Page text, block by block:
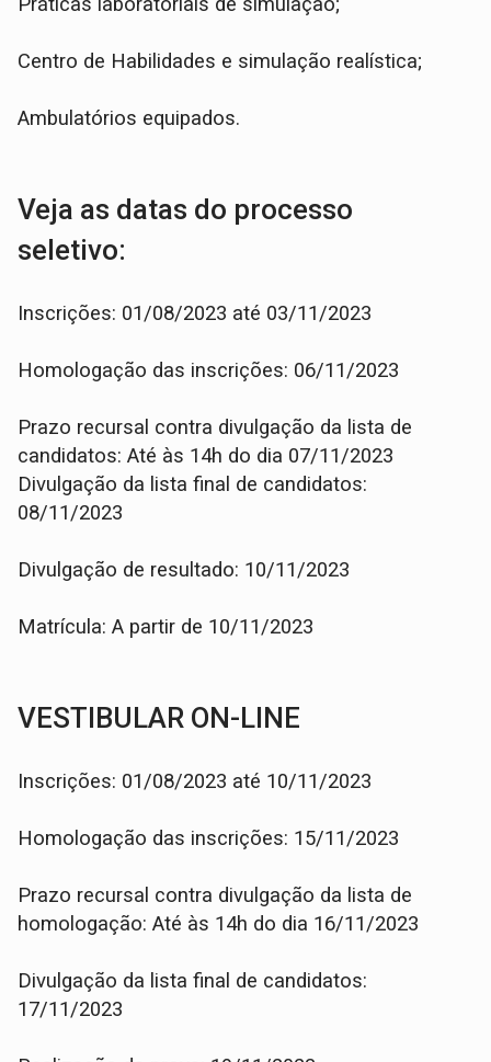
Centro de Habilidades e simulação realística;
Ambulatórios equipados.
Veja as datas do processo
seletivo:
Inscrições: 01/08/2023 até 03/11/2023
Homologação das inscrições: 06/11/2023
Prazo recursal contra divulgação da lista de
candidatos: Até às 14h do dia 07/11/2023
Divulgação da lista final de candidatos:
08/11/2023
Divulgação de resultado: 10/11/2023
Matrícula: A partir de 10/11/2023
VESTIBULAR ON-LINE
Inscrições: 01/08/2023 até 10/11/2023
Homologação das inscrições: 15/11/2023
Prazo recursal contra divulgação da lista de
homologação: Até às 14h do dia 16/11/2023
Divulgação da lista final de candidatos:
17/11/2023